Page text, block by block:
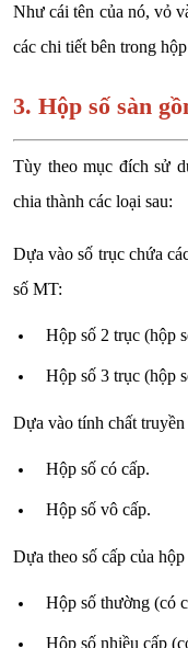
Như cái tên của nó, vỏ
các chi tiết bên trong
3. Hộp số sàn
Tùy theo mục đích sử
chia thành các loại sau:
Dựa vào số trục chứa
số MT:
Hộp số 2 trục (hộp
Hộp số 3 trục (hộp
Dựa vào tính chất
Hộp số có cấp.
Hộp số vô cấp.
Dựa theo số cấp của
Hộp số thường (có
Hộp số nhiều cấp